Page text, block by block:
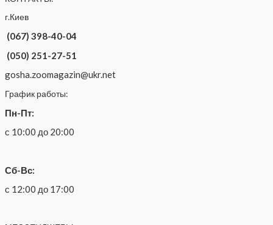
г.Киев
(067) 398-40-04
(050) 251-27-51
gosha.zoomagazin@ukr.net
График работы:
Пн-Пт:
с 10:00 до 20:00
Сб-Вс:
с 12:00 до 17:00